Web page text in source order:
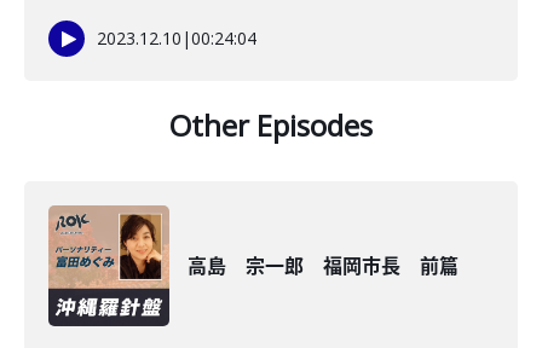
2023.12.10 |00:24:04
Other Episodes
高島 宗一郎 福岡市長 前篇